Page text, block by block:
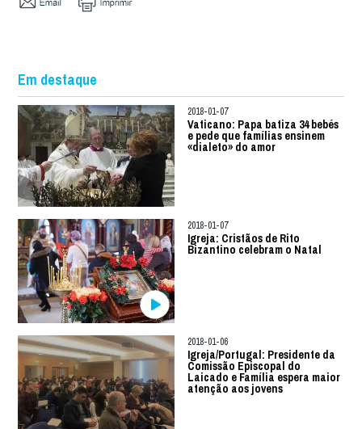
Em destaque
2018-01-07
Vaticano: Papa batiza 34 bebés
e pede que famílias ensinem
«dialeto» do amor
2018-01-07
Igreja: Cristãos de Rito
Bizantino celebram o Natal
2018-01-06
Igreja/Portugal: Presidente da
Comissão Episcopal do
Laicado e Família espera maior
atenção aos jovens